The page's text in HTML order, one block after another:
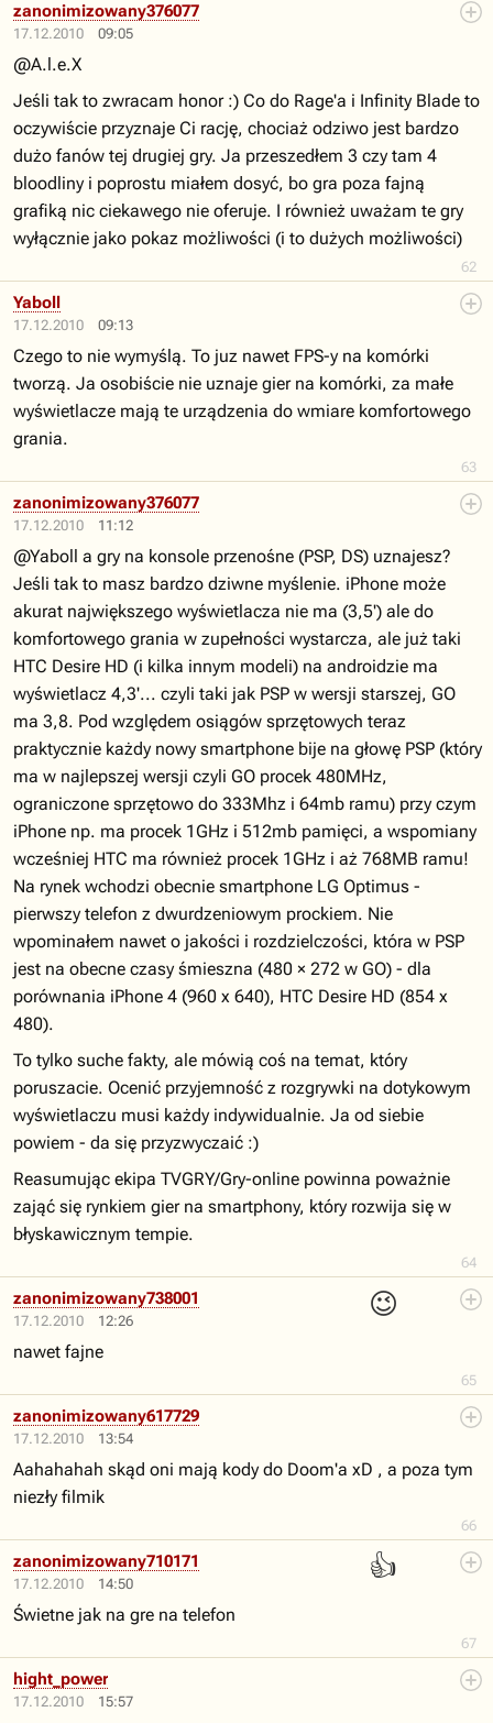
17.12.2010 09:05
62
zanonimizowany376077
@A.l.e.X
Jeśli tak to zwracam honor :) Co do Rage'a i Infinity Blade to
oczywiście przyznaje Ci rację, chociaż odziwo jest bardzo
dużo fanów tej drugiej gry. Ja przeszedłem 3 czy tam 4
bloodliny i poprostu miałem dosyć, bo gra poza fajną
grafiką nic ciekawego nie oferuje. I również uważam te gry
wyłącznie jako pokaz możliwości (i to dużych możliwości)
17.12.2010 09:13
63
Yaboll
Czego to nie wymyślą. To juz nawet FPS-y na komórki
tworzą. Ja osobiście nie uznaje gier na komórki, za małe
wyświetlacze mają te urządzenia do wmiare komfortowego
grania.
17.12.2010 11:12
64
zanonimizowany376077
@Yaboll a gry na konsole przenośne (PSP, DS) uznajesz?
Jeśli tak to masz bardzo dziwne myślenie. iPhone może
akurat największego wyświetlacza nie ma (3,5') ale do
komfortowego grania w zupełności wystarcza, ale już taki
HTC Desire HD (i kilka innym modeli) na androidzie ma
wyświetlacz 4,3'... czyli taki jak PSP w wersji starszej, GO
ma 3,8. Pod względem osiągów sprzętowych teraz
praktycznie każdy nowy smartphone bije na głowę PSP (który
ma w najlepszej wersji czyli GO procek 480MHz,
ograniczone sprzętowo do 333Mhz i 64mb ramu) przy czym
iPhone np. ma procek 1GHz i 512mb pamięci, a wspomiany
wcześniej HTC ma również procek 1GHz i aż 768MB ramu!
Na rynek wchodzi obecnie smartphone LG Optimus -
pierwszy telefon z dwurdzeniowym prockiem. Nie
wpominałem nawet o jakości i rozdzielczości, która w PSP
jest na obecne czasy śmieszna (480 × 272 w GO) - dla
porównania iPhone 4 (960 x 640), HTC Desire HD (854 x
480).
To tylko suche fakty, ale mówią coś na temat, który
poruszacie. Ocenić przyjemność z rozgrywki na dotykowym
wyświetlaczu musi każdy indywidualnie. Ja od siebie
powiem - da się przyzwyczaić :)
Reasumując ekipa TVGRY/Gry-online powinna poważnie
zająć się rynkiem gier na smartphony, który rozwija się w
błyskawicznym tempie.
17.12.2010 12:26
😉
65
zanonimizowany738001
nawet fajne
17.12.2010 13:54
66
zanonimizowany617729
Aahahahah skąd oni mają kody do Doom'a xD , a poza tym
niezły filmik
17.12.2010 14:50
👍
67
zanonimizowany710171
Świetne jak na gre na telefon
17.12.2010 15:57
hight_power